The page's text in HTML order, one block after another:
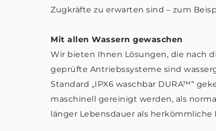
Zugkräfte zu erwarten sind – zum
Mit allen Wassern gewaschen
Wir bieten Ihnen Lösungen, die nach
geprüfte Antriebssysteme sind
Standard „IPX6 waschbar DURA™“
maschinell gereinigt werden, als
länger Lebensdauer als herkömmliche